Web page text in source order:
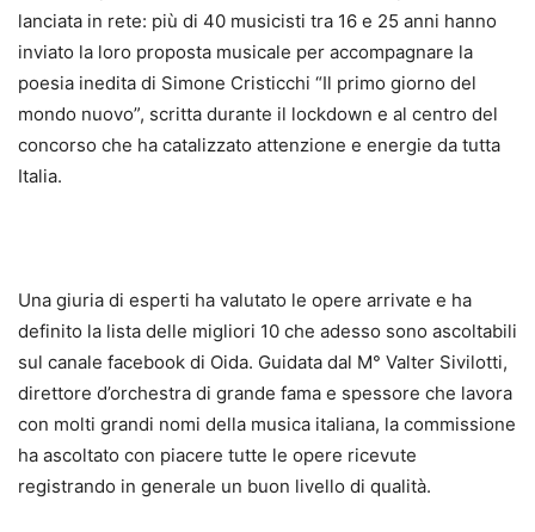
lanciata in rete: più di 40 musicisti tra 16 e 25 anni hanno
inviato la loro proposta musicale per accompagnare la
poesia inedita di Simone Cristicchi “Il primo giorno del
mondo nuovo”, scritta durante il lockdown e al centro del
concorso che ha catalizzato attenzione e energie da tutta
Italia.
Una giuria di esperti ha valutato le opere arrivate e ha
definito la lista delle migliori 10 che adesso sono ascoltabili
sul canale facebook di Oida. Guidata dal M° Valter Sivilotti,
direttore d’orchestra di grande fama e spessore che lavora
con molti grandi nomi della musica italiana, la commissione
ha ascoltato con piacere tutte le opere ricevute
registrando in generale un buon livello di qualità.